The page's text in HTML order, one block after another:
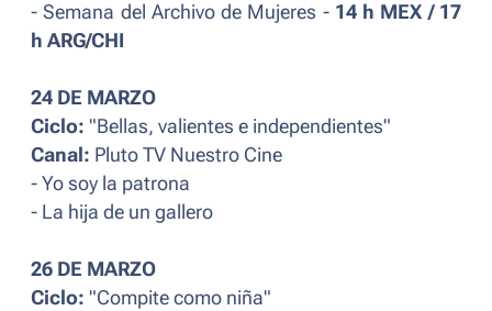
- Semana del Archivo de Mujeres - 14 h MEX / 17
h ARG/CHI
24 DE MARZO
Ciclo: "Bellas, valientes e independientes"
Canal: Pluto TV Nuestro Cine
- Yo soy la patrona
- La hija de un gallero
26 DE MARZO
Ciclo: "Compite como niña"